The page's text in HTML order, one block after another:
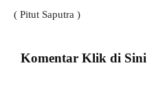
( Pitut Saputra )
Komentar Klik di Sini